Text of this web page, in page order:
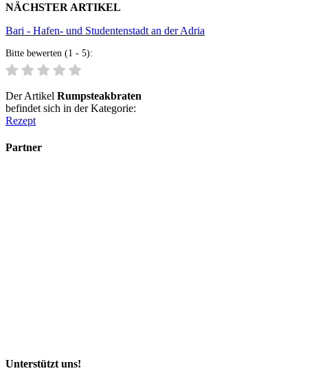
NÄCHSTER ARTIKEL
Bari - Hafen- und Studentenstadt an der Adria
Bitte bewerten (1 - 5):
Der Artikel Rumpsteakbraten
befindet sich in der Kategorie:
Rezept
Partner
Unterstützt uns!